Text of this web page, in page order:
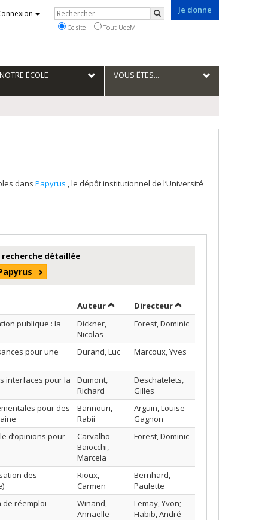
Je donne
Rechercher
Rechercher
Ce site Tout UdeM
NOTRE ÉCOLE VOUS ÊTES...
dans Papyrus , le dépôt institutionnel de l’Université
recherche détaillée
AuteurTrier par auteur en ordre croissant
Directeurpar contributeur en
publique : la
Dickner,
Nicolas
Forest, Dominic
pour une
Durand, Luc Marcoux, Yves
interfaces pour la
Dumont,
Richard
Deschatelets,
Gilles
pour des
Bannouri,
Rabii
Arguin, Louise
Gagnon
d’opinions pour
Carvalho
Baiocchi,
Marcela
Forest, Dominic
des
Rioux,
Carmen
Bernhard,
Paulette
de réemploi
Winand,
Annaëlle
Lemay, Yvon;
Habib, André